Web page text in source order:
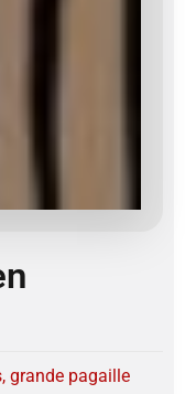
grande pagaille